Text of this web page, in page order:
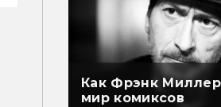
Как Фрэнк
мир комиксов